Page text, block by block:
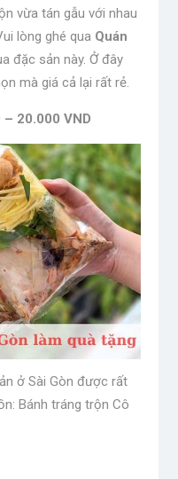
vừa tán gẫu với nhau
lòng ghé qua Quán
đặc sản này. Ở đây
mà giá cả lại rất rẻ.
– 20.000 VND
ở Sài Gòn được rất
Bánh tráng trộn Cô